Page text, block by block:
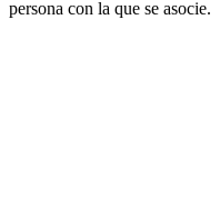
persona con la que se asocie.